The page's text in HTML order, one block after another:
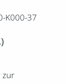
37
zur